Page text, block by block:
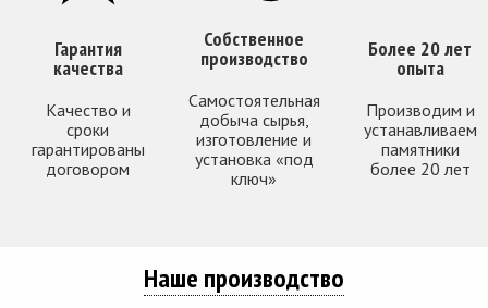
Гарантия
качества
Качество и
сроки
гарантированы
договором
Собственное
производство
Самостоятельная
добыча сырья,
изготовление и
установка «под
ключ»
Более 20 лет
опыта
Производим и
устанавливаем
памятники
более 20 лет
Наше производство